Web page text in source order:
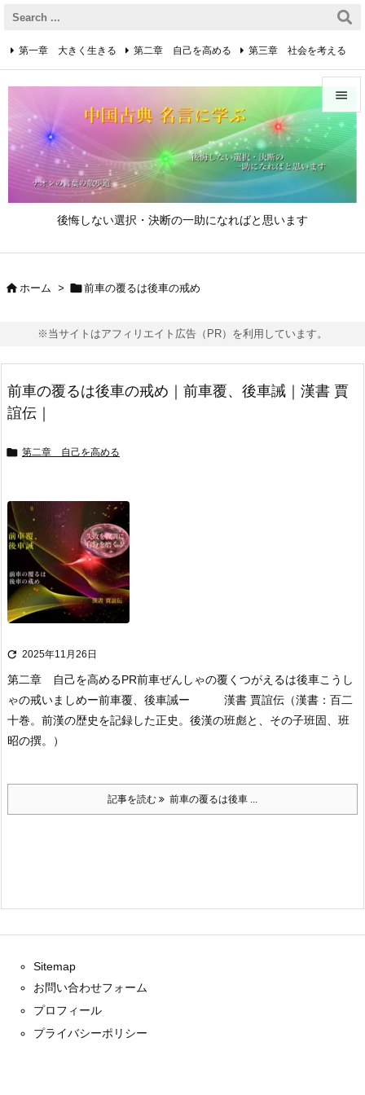
後悔しない選択・決断の一助になればと思います


メニュ

第一章 大きく生きる 第二章 自己を高める 第三章 社会を考える
第四章 着実に生きる 第五章 逆境を乗り越えるための心得
第六章 成功の心得 第七章 人と接するための心得
第八章 リーダーの心得
 ホーム > 前車の覆るは後車の戒め
※当サイトはアフィリエイト広告（PR）を利用しています。
前車の覆るは後車の戒め｜前車覆、後車誡｜漢書 賈
誼伝｜
 第二章 自己を高める
 2025年11月26日
第二章 自己を高めるPR前車ぜんしゃの覆くつがえるは後車こうし
ゃの戒いましめー前車覆、後車誡ー 漢書 賈誼伝 （漢書：百二
十巻。前漢の歴史を記録した正史。後漢の班彪と、その子班固、班
昭の撰。）
記事を読む 前車の覆るは後車 ...
Sitemap
お問い合わせフォーム
プロフィール
プライバシーポリシー